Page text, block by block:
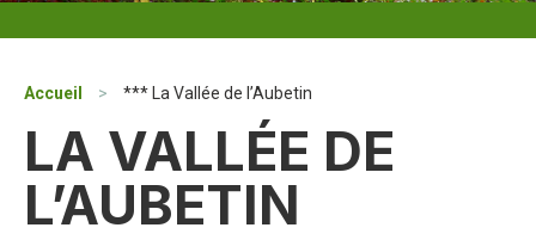
Accueil > *** La Vallée de l’Aubetin
LA VALLÉE DE
L’AUBETIN